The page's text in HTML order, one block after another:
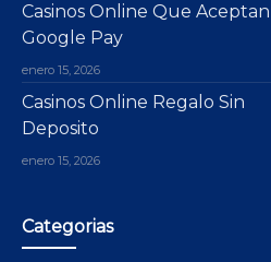
Casinos Online Que Aceptan
Google Pay
enero 15, 2026
Casinos Online Regalo Sin
Deposito
enero 15, 2026
Categorias